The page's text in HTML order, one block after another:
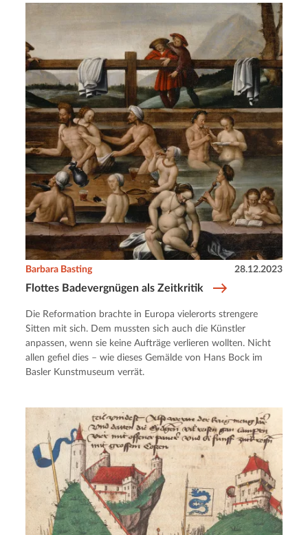
Flottes Badevergnügen als Zeitkritik
Barbara Basting 28.12.2023
Die Reformation brachte in Europa vielerorts strengere
Sitten mit sich. Dem mussten sich auch die Künstler
anpassen, wenn sie keine Aufträge verlieren wollten. Nicht
allen gefiel dies – wie dieses Gemälde von Hans Bock im
Basler Kunstmuseum verrät.